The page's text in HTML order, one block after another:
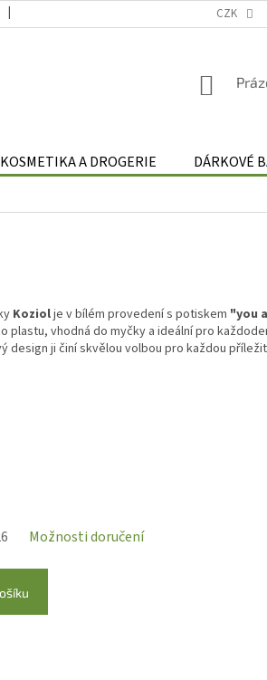
CZK
KOSMETIKA A DROGERIE DÁRKOVÉ
Možnosti doručení
Koziolje v bílém provedení s potiskem "you
plastu, vhodná do myčky a ideální pro
design ji činí skvělou volbou pro každou